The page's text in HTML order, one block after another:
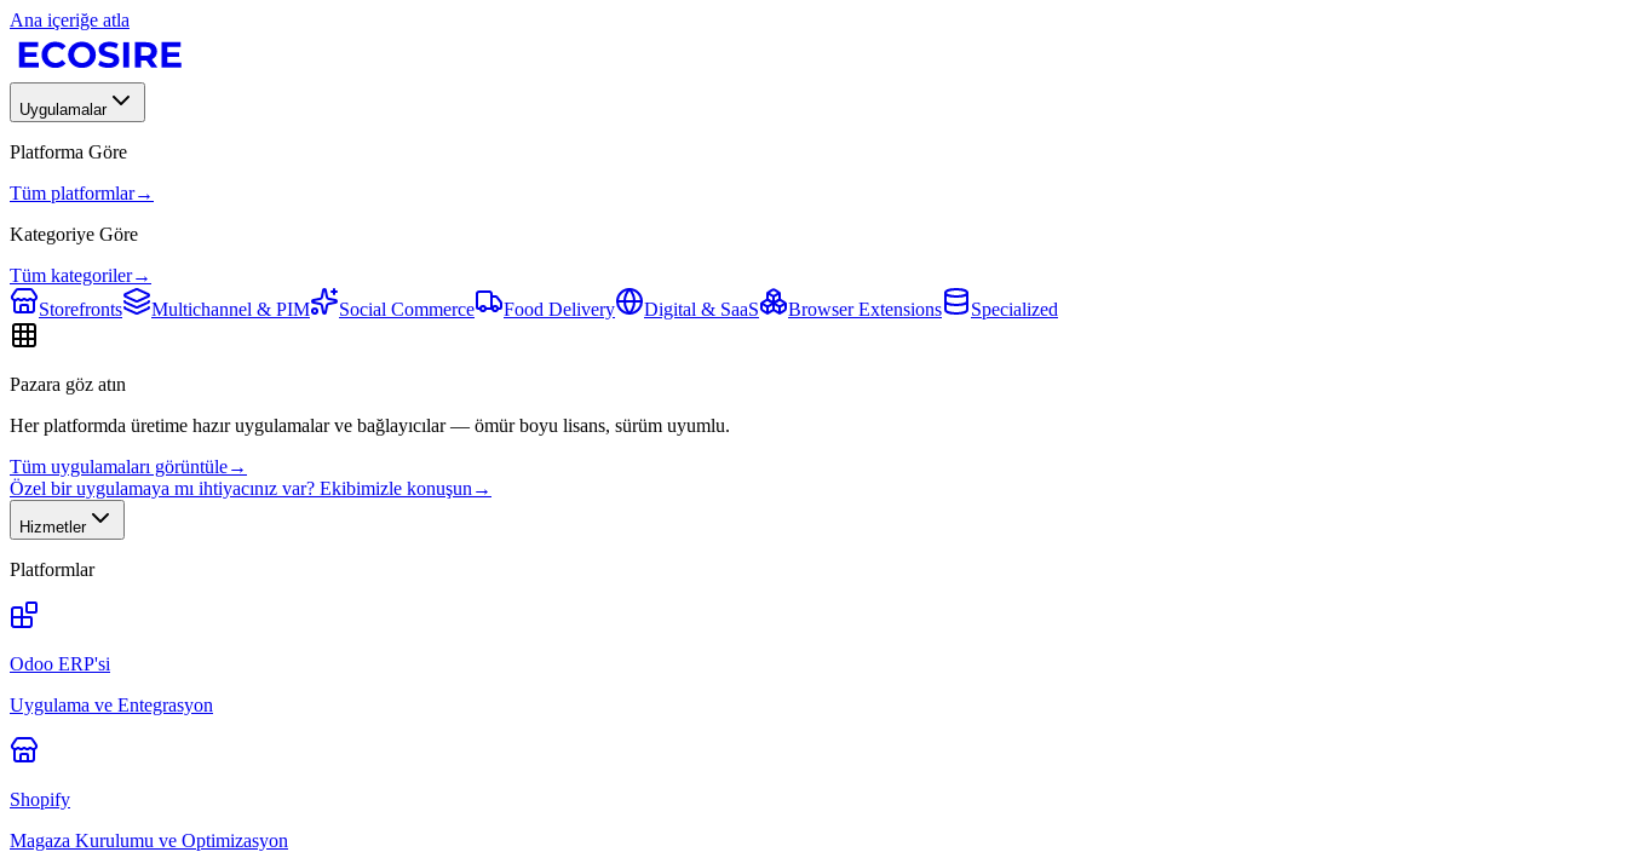
Ana içeriğe atla
Uygulamalar
Platforma Göre
Tüm platformlar→
Kategoriye Göre
Tüm kategoriler→
Storefronts
Multichannel & PIM Social Commerce Food Delivery Digital & SaaS Browser Extensions Specialized
Pazara göz atın
Her platformda üretime hazır uygulamalar ve bağlayıcılar — ömür boyu lisans, sürüm uyumlu.
Tüm uygulamaları görüntüle→
Özel bir uygulamaya mı ihtiyacınız var? Ekibimizle konuşun →
Hizmetler
Platformlar
Odoo ERP'si
Uygulama ve Entegrasyon
Shopify
Magaza Kurulumu ve Optimizasyon